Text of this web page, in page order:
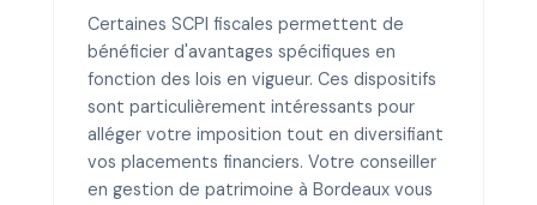
Certaines SCPI fiscales permettent de
bénéficier d'avantages spécifiques en
fonction des lois en vigueur. Ces dispositifs
sont particulièrement intéressants pour
alléger votre imposition tout en diversifiant
vos placements financiers. Votre conseiller
en gestion de patrimoine à Bordeaux vous